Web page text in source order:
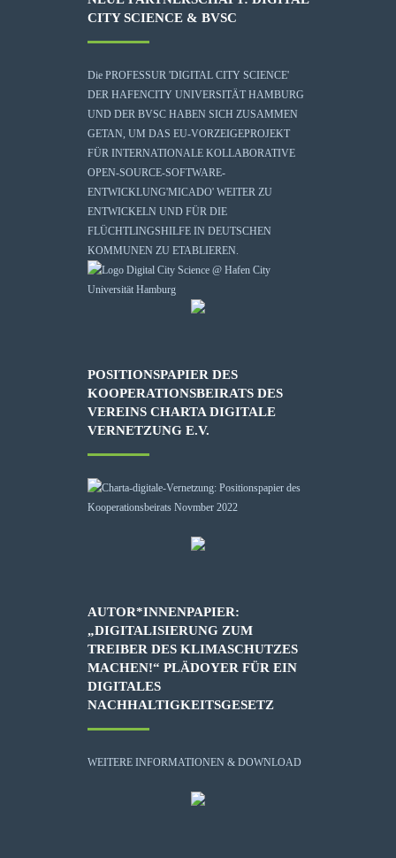
CITY SCIENCE & BVSC
Die PROFESSUR 'DIGITAL CITY SCIENCE'
DER HAFENCITY UNIVERSITÄT HAMBURG
UND DER BVSC HABEN SICH ZUSAMMEN
GETAN, UM DAS EU-VORZEIGEPROJEKT
FÜR INTERNATIONALE KOLLABORATIVE
OPEN-SOURCE-SOFTWARE-
ENTWICKLUNG'MICADO' WEITER ZU
ENTWICKELN UND FÜR DIE
FLÜCHTLINGSHILFE IN DEUTSCHEN
KOMMUNEN ZU ETABLIEREN.
POSITIONSPAPIER DES
KOOPERATIONSBEIRATS DES
VEREINS CHARTA DIGITALE
VERNETZUNG E.V.
AUTOR*INNENPAPIER:
„DIGITALISIERUNG ZUM
TREIBER DES KLIMASCHUTZES
MACHEN!“ PLÄDOYER FÜR EIN
DIGITALES
NACHHALTIGKEITSGESETZ
WEITERE INFORMATIONEN & DOWNLOAD